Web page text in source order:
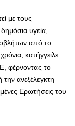
με τους
υγεία,
από το
κατήγγειλε
φέρνοντας το
ανεξέλεγκτη
Ερωτήσεις του